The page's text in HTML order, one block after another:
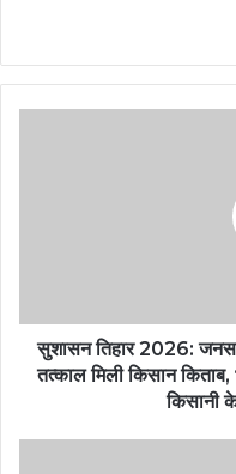
सुशासन तिहार 2026:
तत्काल मिली किसान
किसानी